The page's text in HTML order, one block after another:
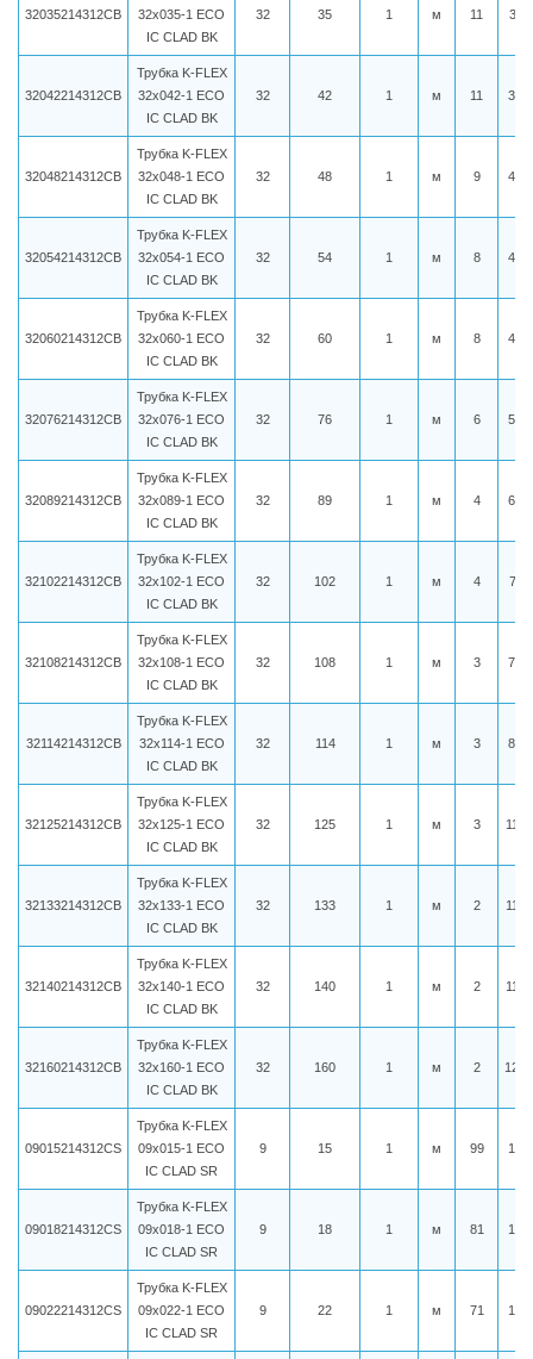
32035214312CB
32x035-1 ECO
IC CLAD BK
32 35 1 м 11
32042214312CB
Трубка K-FLEX
32x042-1 ECO
IC CLAD BK
32 42 1 м 11
32048214312CB
Трубка K-FLEX
32x048-1 ECO
IC CLAD BK
32 48 1 м 9
32054214312CB
Трубка K-FLEX
32x054-1 ECO
IC CLAD BK
32 54 1 м 8
32060214312CB
Трубка K-FLEX
32x060-1 ECO
IC CLAD BK
32 60 1 м 8
32076214312CB
Трубка K-FLEX
32x076-1 ECO
IC CLAD BK
32 76 1 м 6
32089214312CB
Трубка K-FLEX
32x089-1 ECO
IC CLAD BK
32 89 1 м 4
32102214312CB
Трубка K-FLEX
32x102-1 ECO
IC CLAD BK
32 102 1 м 4
32108214312CB
Трубка K-FLEX
32x108-1 ECO
IC CLAD BK
32 108 1 м 3
32114214312CB
Трубка K-FLEX
32x114-1 ECO
IC CLAD BK
32 114 1 м 3
32125214312CB
Трубка K-FLEX
32x125-1 ECO
IC CLAD BK
32 125 1 м 3
32133214312CB
Трубка K-FLEX
32x133-1 ECO
IC CLAD BK
32 133 1 м 2
32140214312CB
Трубка K-FLEX
32x140-1 ECO
IC CLAD BK
32 140 1 м 2
32160214312CB
Трубка K-FLEX
32x160-1 ECO
IC CLAD BK
32 160 1 м 2
09015214312CS
Трубка K-FLEX
09x015-1 ECO
IC CLAD SR
9 15 1 м 99
09018214312CS
Трубка K-FLEX
09x018-1 ECO
IC CLAD SR
9 18 1 м 81
09022214312CS
Трубка K-FLEX
09x022-1 ECO
IC CLAD SR
9 22 1 м 71